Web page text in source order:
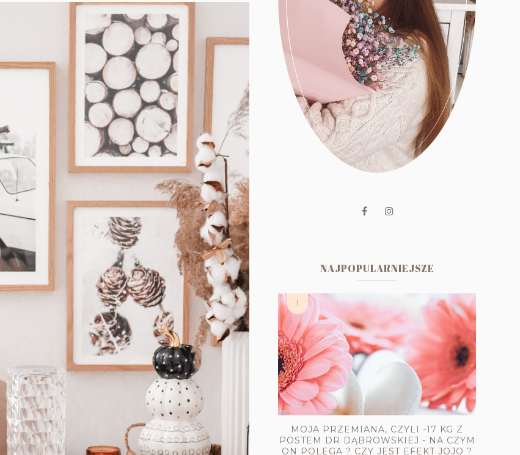
NAJPOPULARNIEJSZE
MOJA PRZEMIANA, CZYLI -17 KG Z
POSTEM DR DĄBROWSKIEJ - NA CZYM
ON POLEGA ? CZY JEST EFEKT JOJO ?